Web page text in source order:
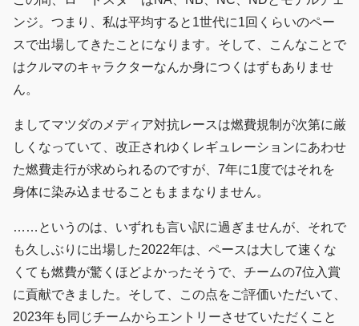
ンジ。つまり、私は平均すると1世代に1回くらいのペー
スで出場してきたことになります。そして、こんなことで
はクルマのキャラクターなんか身につくはずもありませ
ん。
ましてマツダのメディア対抗レースは燃費規制が次第に厳
しくなっていて、改正されゆくレギュレーションにあわせ
た燃費走行が求められるのですが、7年に1度ではそれを
身体に染み込ませることもままなりません。
……というのは、いずれも言い訳に過ぎませんが、それで
も久しぶりに出場した2022年は、ペースは大して速くな
くても燃費が驚くほどよかったそうで、チームの7位入賞
に貢献できました。そして、この点をご評価いただいて、
2023年も同じチームからエントリーさせていただくこと